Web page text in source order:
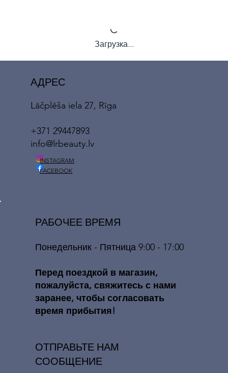
Загрузка...
АДРЕС
Lāčplēša iela 27, Rīga
+371 29447893
info@lrbeauty.lv
INSTAGRAM
FACEBOOK
РАБОЧЕЕ ВРЕМЯ
Понедельник - Пятница 9:00 - 17:00
​​Перед поездкой в ​​магазин,
пожалуйста, свяжитесь с нами
заранее, чтобы согласовать
время прибытия!
ОТПРАВЬТЕ НАМ
СООБЩЕНИЕ